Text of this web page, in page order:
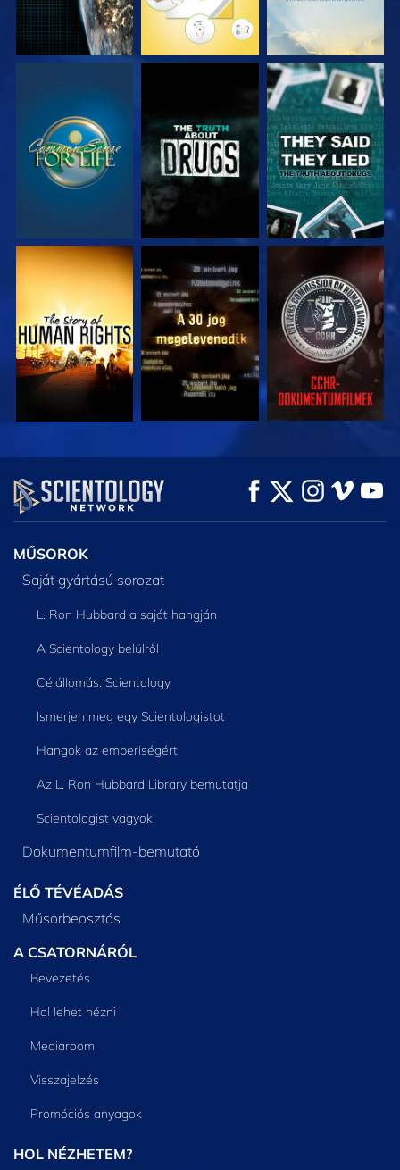
MŰSORNÉZÉS MŰSORNÉZÉS MŰSORNÉZÉS
MŰSORNÉZÉS MŰSORNÉZÉS MŰSORNÉZÉS
MŰSORNÉZÉS MŰSORNÉZÉS
A SOROZAT
RÉSZEI
MŰSOROK
Saját gyártású sorozat
L. Ron Hubbard a saját hangján
A Scientology belülről
Célállomás: Scientology
Ismerjen meg egy Scientologistot
Hangok az emberiségért
Az L. Ron Hubbard Library bemutatja
Scientologist vagyok
Dokumentumfilm-bemutató
ÉLŐ TÉVÉADÁS
Műsorbeosztás
A CSATORNÁRÓL
Bevezetés
Hol lehet nézni
Mediaroom
Visszajelzés
Promóciós anyagok
HOL NÉZHETEM?